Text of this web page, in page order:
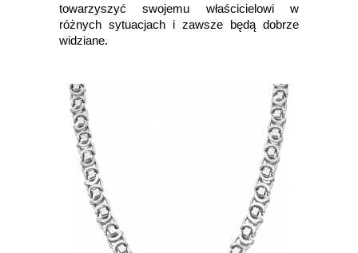
towarzyszyć swojemu właścicielowi w
różnych sytuacjach i zawsze będą dobrze
widziane.